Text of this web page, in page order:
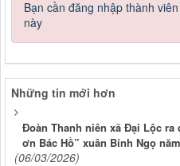
Bạn cần đăng nhập thành
này
Những tin mới hơn
Đoàn Thanh niên xã Đại Lộc
ơn Bác Hồ” xuân Bính Ngọ
(06/03/2026)